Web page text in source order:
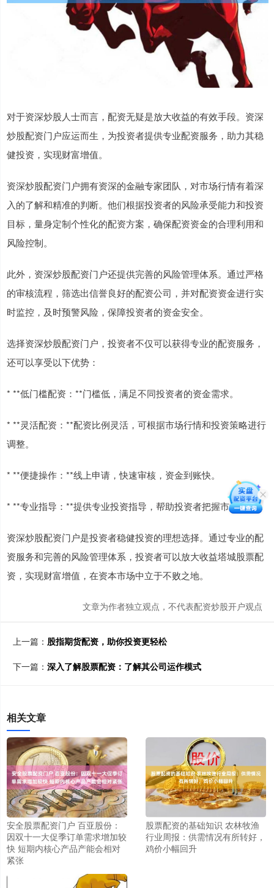
对于资深炒股人士而言，配资无疑是放大收益的有效手段。资深
炒股配资门户应运而生，为投资者提供专业配资服务，助力其稳
健投资，实现财富增值。
资深炒股配资门户拥有资深的金融专家团队，对市场行情有着深
入的了解和精准的判断。他们根据投资者的风险承受能力和投资
目标，量身定制个性化的配资方案，确保配资资金的合理利用和
风险控制。
此外，资深炒股配资门户还提供完善的风险管理体系。通过严格
的审核流程，筛选出信誉良好的配资公司，并对配资资金进行实
时监控，及时预警风险，保障投资者的资金安全。
选择资深炒股配资门户，投资者不仅可以获得专业的配资服务，
还可以享受以下优势：
* **低门槛配资：**门槛低，满足不同投资者的资金需求。
* **灵活配资：**配资比例灵活，可根据市场行情和投资策略进行
调整。
* **便捷操作：**线上申请，快速审核，资金到账快。
* **专业指导：**提供专业投资指导，帮助投资者把握市场机会。
资深炒股配资门户是投资者稳健投资的理想选择。通过专业的配
资服务和完善的风险管理体系，投资者可以放大收益塔城股票配
资，实现财富增值，在资本市场中立于不败之地。
文章为作者独立观点，不代表配资炒股开户观点
上一篇： 股指期货配资，助你投资更轻松
下一篇： 深入了解股票配资：了解其公司运作模式
相关文章
安全股票配资门户 百亚股份：
因双十一大促季订单需求增加较
快 短期内核心产品产能会相对
紧张
股票配资的基础知识 农林牧渔
行业周报：供需情况有所转好，
鸡价小幅回升